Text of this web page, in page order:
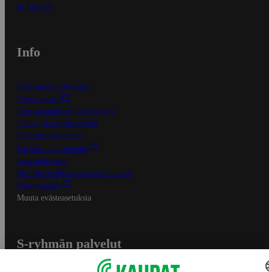
In English
Info
S-Business yrityksille
Oiva-raportit
Osuuskauppojen yhteystiedot
Tilaus- ja toimitusehdot
Tietosuojakäytäntö
Palvelun käyttöehdot
Saavutettavuus
Mobiilisovelluksen saavutettavuus
Mainostajalle
Muuta evästeasetuksia
S-ryhmän palvelut